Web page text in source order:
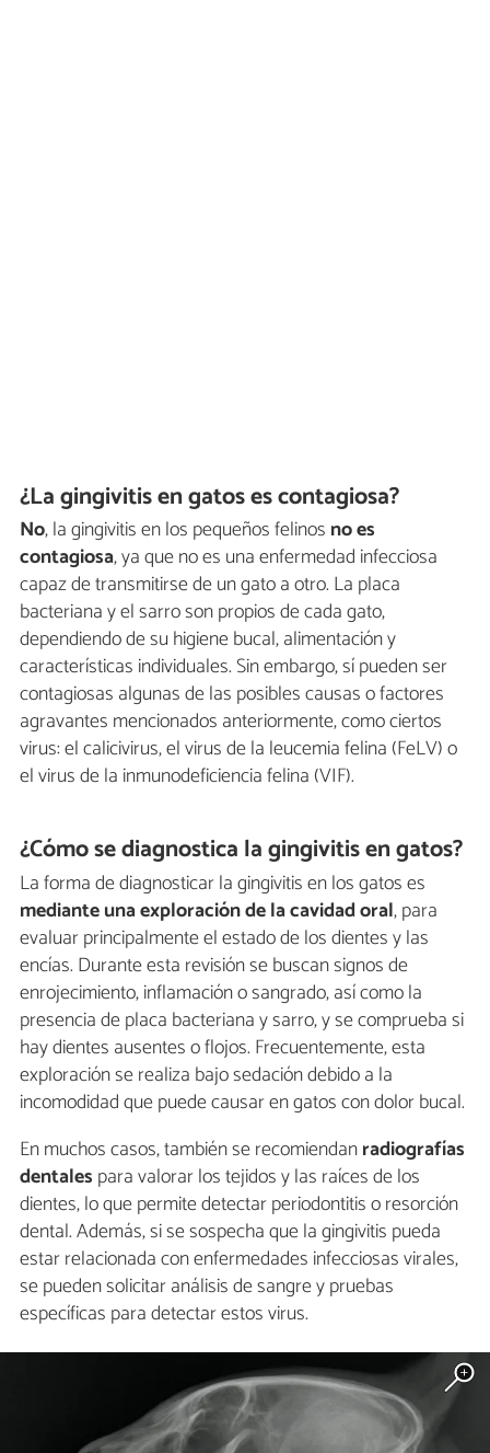
¿La gingivitis en gatos es contagiosa?
No, la gingivitis en los pequeños felinos no es
contagiosa, ya que no es una enfermedad infecciosa
capaz de transmitirse de un gato a otro. La placa
bacteriana y el sarro son propios de cada gato,
dependiendo de su higiene bucal, alimentación y
características individuales. Sin embargo, sí pueden ser
contagiosas algunas de las posibles causas o factores
agravantes mencionados anteriormente, como ciertos
virus: el calicivirus, el virus de la leucemia felina (FeLV) o
el virus de la inmunodeficiencia felina (VIF).
¿Cómo se diagnostica la gingivitis en gatos?
La forma de diagnosticar la gingivitis en los gatos es
mediante una exploración de la cavidad oral, para
evaluar principalmente el estado de los dientes y las
encías. Durante esta revisión se buscan signos de
enrojecimiento, inflamación o sangrado, así como la
presencia de placa bacteriana y sarro, y se comprueba si
hay dientes ausentes o flojos. Frecuentemente, esta
exploración se realiza bajo sedación debido a la
incomodidad que puede causar en gatos con dolor bucal.
En muchos casos, también se recomiendanradiografías
dentales para valorar los tejidos y las raíces de los
dientes, lo que permite detectar periodontitis o resorción
dental. Además, si se sospecha que la gingivitis pueda
estar relacionada con enfermedades infecciosas virales,
se pueden solicitar análisis de sangre y pruebas
específicas para detectar estos virus.